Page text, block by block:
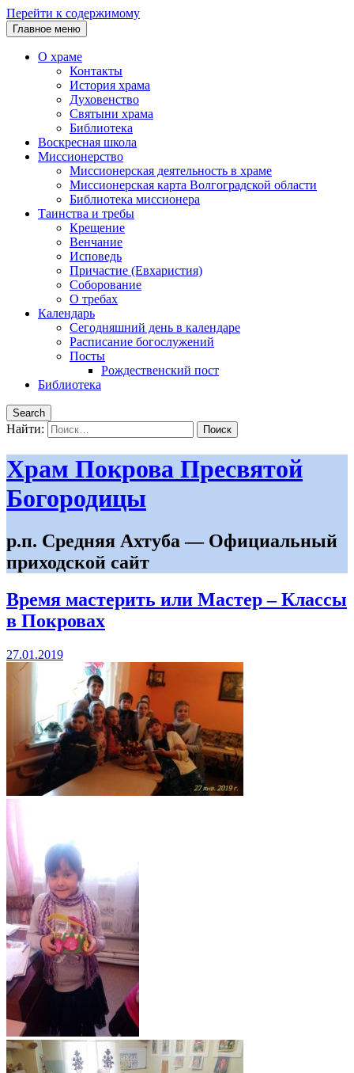
Перейти к содержимому
Главное меню
О храме
Контакты
История храма
Духовенство
Святыни храма
Библиотека
Воскресная школа
Миссионерство
Миссионерская деятельность в храме
Миссионерская карта Волгоградской области
Библиотека миссионера
Таинства и требы
Крещение
Венчание
Исповедь
Причастие (Евхаристия)
Соборование
О требах
Календарь
Сегодняшний день в календаре
Расписание богослужений
Посты
Рождественский пост
Библиотека
Search
Найти:
Храм Покрова Пресвятой
Богородицы
р.п. Средняя Ахтуба — Официальный
приходской сайт
Время мастерить или Мастер – Классы
в Покровах
27.01.2019